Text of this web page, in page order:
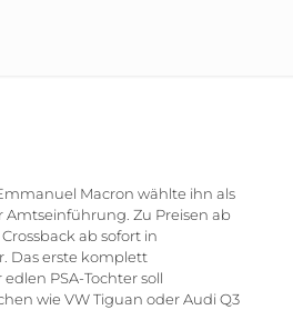
Macron wählte ihn als
Amtseinführung. Zu Preisen ab
ab sofort in
Das erste komplett
PSA-Tochter soll
wie VW Tiguan oder Audi Q3